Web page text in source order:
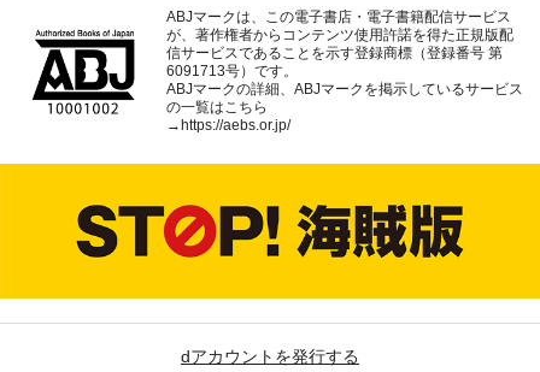
ABJマークは、この電子書店・電子書籍配信サービス
が、著作権者からコンテンツ使用許諾を得た正規版配
信サービスであることを示す登録商標（登録番号 第
6091713号）です。
ABJマークの詳細、ABJマークを掲示しているサービス
の一覧はこちら
→ https://aebs.or.jp/
dアカウントを発行する